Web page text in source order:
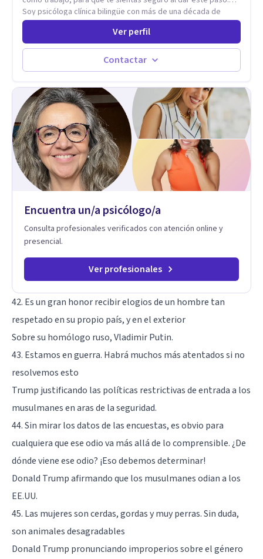
en cada etapa de tu vida.
Soy psicóloga clínica bilingüe con más de una década de
experiencia. He dictado conferencias, escrito artículos y
ejercido como profesora universitaria. Un dato curioso: he
vivido en varios países y conozco de primera mano lo que
significa ser migrante, adaptarse a los cambios y empezar de
nuevo.
Ver perfil
Contactar
Encuentra un/a psicólogo/a
Consulta profesionales verificados con atención online y
presencial.
Ver profesionales
42. Es un gran honor recibir elogios de un hombre tan
respetado en su propio país, y en el exterior
Sobre su homólogo ruso, Vladimir Putin.
43. Estamos en guerra. Habrá muchos más atentados si no
resolvemos esto
Trump justificando las políticas restrictivas de entrada a los
musulmanes en aras de la seguridad.
44. Sin mirar los datos de las encuestas, es obvio para
cualquiera que ese odio va más allá de lo comprensible. ¿De
dónde viene ese odio? ¡Eso debemos determinar!
Donald Trump afirmando que los musulmanes odian a los
EE.UU.
45. Las mujeres son cerdas, gordas y muy perras. Sin duda,
son animales desagradables
Donald Trump pronunciando improperios sobre el género